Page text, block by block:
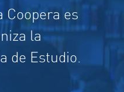
Coopera es
la
de Estudio.